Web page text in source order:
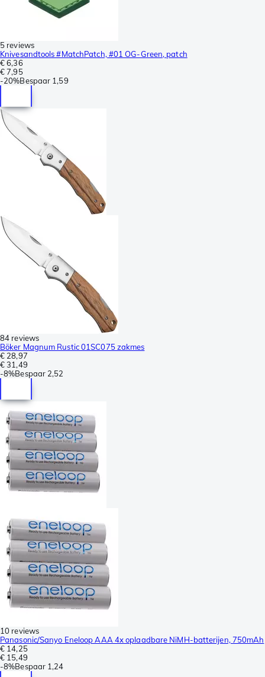
5 reviews
Knivesandtools #MatchPatch, #01 OG-Green, patch
€ 6,36
€ 7,95
-20%Bespaar 1,59
84 reviews
Böker Magnum Rustic 01SC075 zakmes
€ 28,97
€ 31,49
-8%Bespaar 2,52
10 reviews
Panasonic/Sanyo Eneloop AAA 4x oplaadbare NiMH-batterijen, 750mAh
€ 14,25
€ 15,49
-8%Bespaar 1,24